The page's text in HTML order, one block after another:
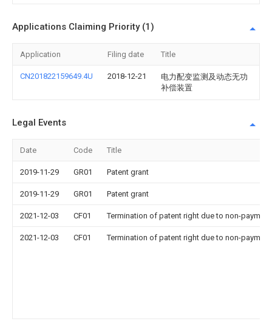
Applications Claiming Priority (1)
Application Filing date Title
CN201822159649.4U 2018-12-21
电力配变监测及动态无功
补偿装置
Legal Events
Date Code Title
2019-11-29 GR01 Patent grant
2019-11-29 GR01 Patent grant
2021-12-03 CF01 Termination of patent right due to non-
2021-12-03 CF01 Termination of patent right due to non-